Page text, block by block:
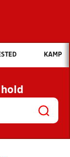
du søge efter?
NYHEDER
OG
KAMP